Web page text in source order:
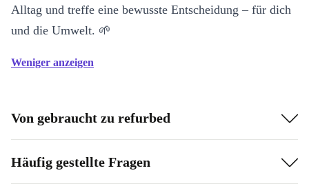
Alltag und treffe eine bewusste Entscheidung – für dich
und die Umwelt. 🌱
Weniger anzeigen
Von gebraucht zu refurbed
Häufig gestellte Fragen